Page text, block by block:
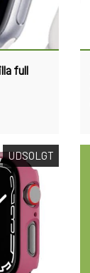
full
UDSOLGT